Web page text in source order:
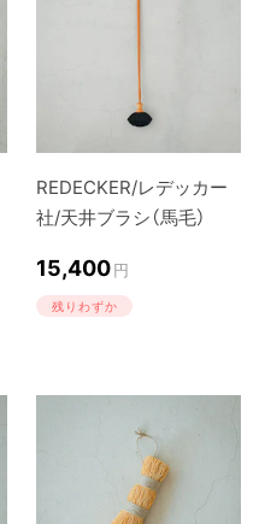
REDECKER/レデッカー
社/天井ブラシ（馬毛）
15,400円
残りわずか